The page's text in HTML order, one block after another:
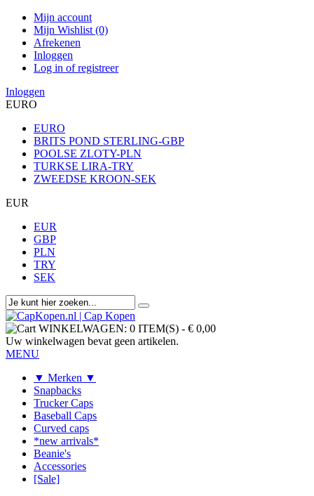
Mijn account
Mijn Wishlist (0)
Afrekenen
Inloggen
Log in of registreer
Inloggen
EURO
EURO
BRITS POND STERLING-GBP
POOLSE ZLOTY-PLN
TURKSE LIRA-TRY
ZWEEDSE KROON-SEK
EUR
EUR
GBP
PLN
TRY
SEK
WINKELWAGEN: 0 ITEM(S) - € 0,00
Uw winkelwagen bevat geen artikelen.
MENU
▼ Merken ▼
Snapbacks
Trucker Caps
Baseball Caps
Curved caps
*new arrivals*
Beanie's
Accessories
[Sale]